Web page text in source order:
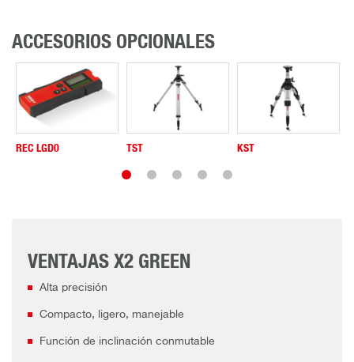
ACCESORIOS OPCIONALES
REC LGD0 TST KST
VENTAJAS X2 GREEN
Alta precisión
Compacto, ligero, manejable
Función de inclinación conmutable